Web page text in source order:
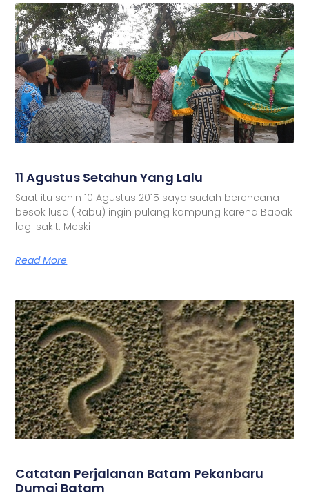
11 Agustus Setahun Yang Lalu
Saat itu senin 10 Agustus 2015 saya sudah berencana
besok lusa (Rabu) ingin pulang kampung karena Bapak
lagi sakit. Meski
Read More
Catatan Perjalanan Batam Pekanbaru
Dumai Batam